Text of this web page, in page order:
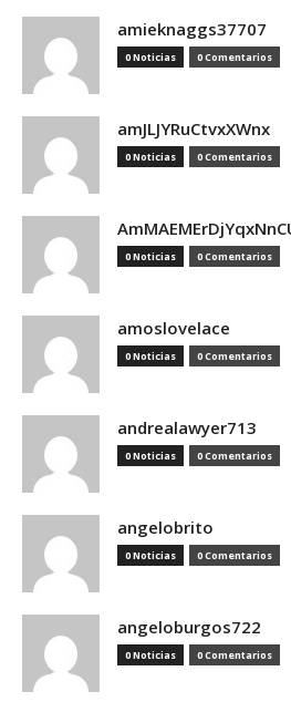
amieknaggs37707
0 Noticias 0 Comentarios
amJLJYRuCtvxXWnx
0 Noticias 0 Comentarios
0 Noticias 0 Comentarios
amoslovelace
0 Noticias 0 Comentarios
andrealawyer713
0 Noticias 0 Comentarios
angelobrito
0 Noticias 0 Comentarios
angeloburgos722
0 Noticias 0 Comentarios